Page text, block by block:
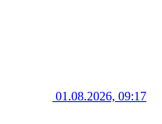
01.08.2026, 09:17